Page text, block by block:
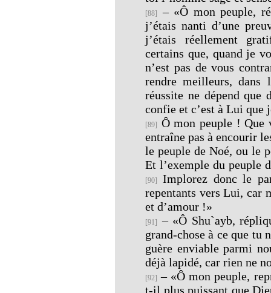
[88]
– «Ô mon peuple,
j’étais nanti d’une
j’étais réellement
certains que, quand je
n’est pas de vous
rendre meilleurs, dans
réussite ne dépend que
confie et c’est à Lui que
[89] Ô mon peuple ! Que
entraîne pas à encourir
le peuple de Noé, ou le
Et l’exemple du peuple
[90]
Implorez donc le
repentants vers Lui, car
et d’amour !»
[91] – «Ô Shu`ayb,
grand-chose à ce que tu
guère enviable parmi
déjà lapidé, car rien ne
[92] – «Ô mon peuple,
t-il plus puissant que